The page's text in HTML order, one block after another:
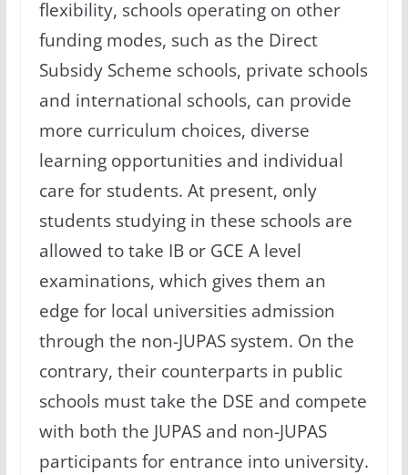
flexibility, schools operating on other
funding modes, such as the Direct
Subsidy Scheme schools, private schools
and international schools, can provide
more curriculum choices, diverse
learning opportunities and individual
care for students. At present, only
students studying in these schools are
allowed to take IB or GCE A level
examinations, which gives them an
edge for local universities admission
through the non-JUPAS system. On the
contrary, their counterparts in public
schools must take the DSE and compete
with both the JUPAS and non-JUPAS
participants for entrance into university.